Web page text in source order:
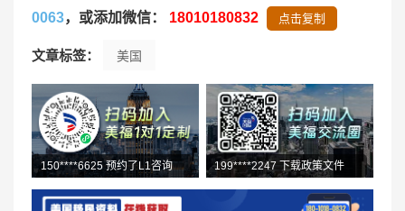
0063，或添加微信： 18010180832 点击复制
文章标签： 美国
150****6625 预约了L1咨询 158****9903 O1咨询中